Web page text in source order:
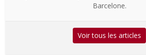
Barcelone.
Voir tous les articles